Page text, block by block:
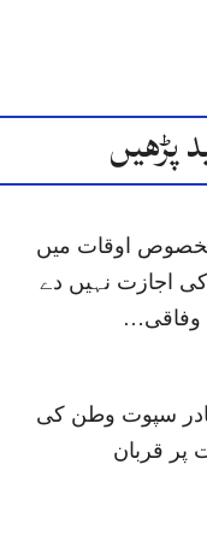
پڑھیں
مخصوص اوقات میں
اجازت نہیں دے
وفاقی…
سپوت وطن کی
پر قربان